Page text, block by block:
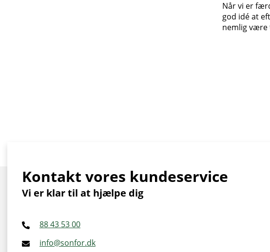
Når vi er
god idé at
nemlig være
Kontakt vores kundeservice
Vi er klar til at hjælpe dig
88 43 53 00
info@sonfor.dk